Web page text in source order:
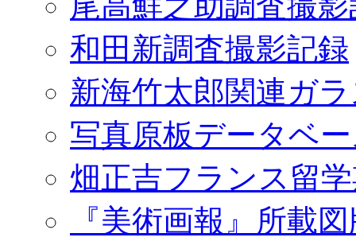
和田新調査撮影記録
新海竹太郎関連ガ
写真原板データベ
畑正吉フランス留
『美術画報』所載